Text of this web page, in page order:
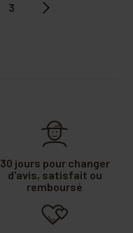
3 Suivant
30 jours pour changer
d'avis, satisfait ou
remboursé